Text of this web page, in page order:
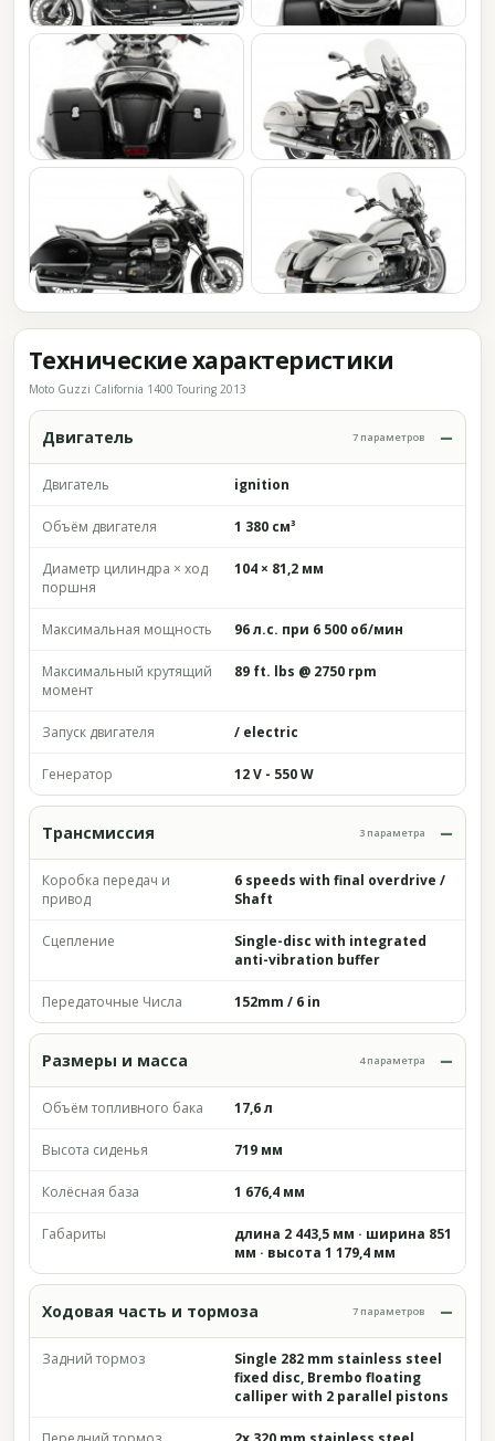
Технические характеристики
Moto Guzzi California 1400 Touring 2013
Двигатель 7 параметров
Двигатель ignition
Объём двигателя 1 380 см³
Диаметр цилиндра × ход
поршня
104 × 81,2 мм
Максимальная мощность 96 л.с. при 6 500 об/мин
Максимальный крутящий
момент
89 ft. lbs @ 2750 rpm
Запуск двигателя / electric
Генератор 12 V - 550 W
Трансмиссия 3 параметра
Коробка передач и
привод
6 speeds with final overdrive /
Shaft
Сцепление
Single-disc with integrated
anti-vibration buffer
Передаточные Числа 152mm / 6 in
Размеры и масса 4 параметра
Объём топливного бака 17,6 л
Высота сиденья 719 мм
Колёсная база 1 676,4 мм
Габариты
длина 2 443,5 мм · ширина 851
мм · высота 1 179,4 мм
Ходовая часть и тормоза 7 параметров
Задний тормоз
Single 282 mm stainless steel
fixed disc, Brembo floating
calliper with 2 parallel pistons